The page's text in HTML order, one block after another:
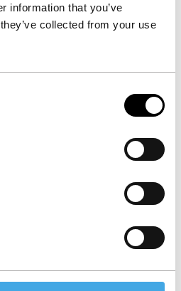
information that you’ve
collected from your use